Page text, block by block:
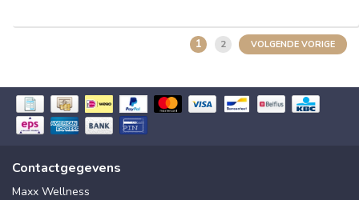
1 2 VOLGENDE VORIGE
Contactgegevens
Maxx Wellness